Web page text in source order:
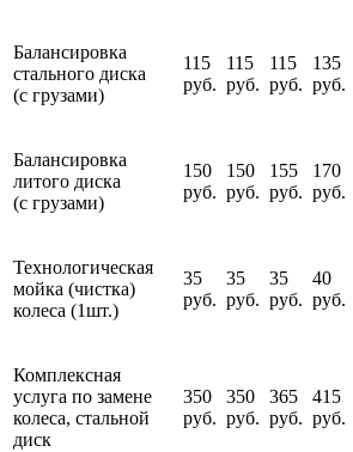
Балансировка
стального диска
(с грузами)
115
руб.
115
руб.
115
руб.
135
руб.
Балансировка
литого диска
(с грузами)
150
руб.
150
руб.
155
руб.
170
руб.
Технологическая
мойка (чистка)
колеса (1шт.)
35
руб.
35
руб.
35
руб.
40
руб.
Комплексная
услуга по замене
колеса, стальной
диск
350
руб.
350
руб.
365
руб.
415
руб.